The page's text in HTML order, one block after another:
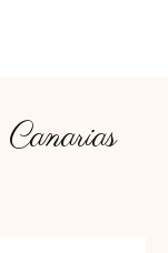
Canarias